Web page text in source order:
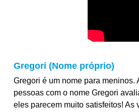
Gregori (Nome próprio)
Gregori é um nome para meninos.
pessoas com o nome Gregori
eles parecem muito satisfeitos! As